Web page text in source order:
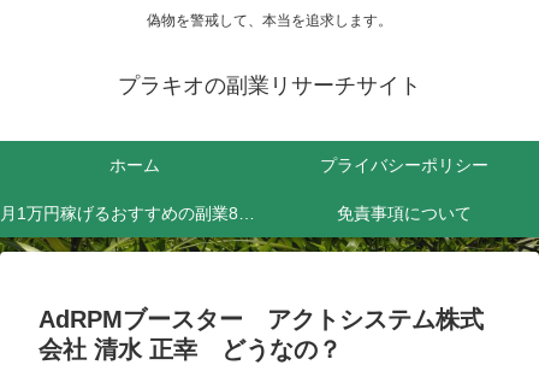
偽物を警戒して、本当を追求します。
プラキオの副業リサーチサイト
ホーム プライバシーポリシー
月1万円稼げるおすすめの副業8選！効率よく稼ぐためにやるべきことは？ 免責事項について
AdRPMブースター アクトシステム株式
会社 清水 正幸 どうなの？